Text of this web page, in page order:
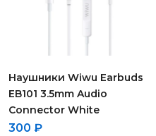
Наушники Wiwu Earbuds
EB101 3.5mm Audio
Connector White
300 ₽